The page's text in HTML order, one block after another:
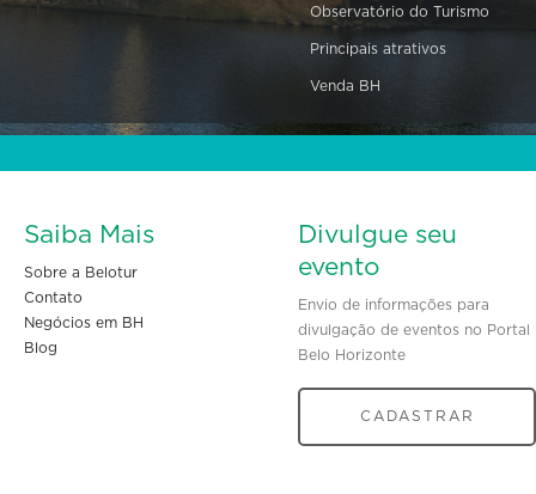
Observatório do Turismo
Principais atrativos
Venda BH
Saiba Mais
Sobre a Belotur
Contato
Negócios em BH
Blog
Divulgue seu
evento
Envio de informações para
divulgação de eventos no Portal
Belo Horizonte
CADASTRAR